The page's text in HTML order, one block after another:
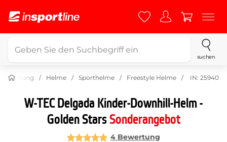
suchen
Helme Sporthelme Freestyle Helme IN: 25940
W-TEC Delgada Kinder-Downhill-Helm -
Golden StarsSonderangebot
4 Bewertung